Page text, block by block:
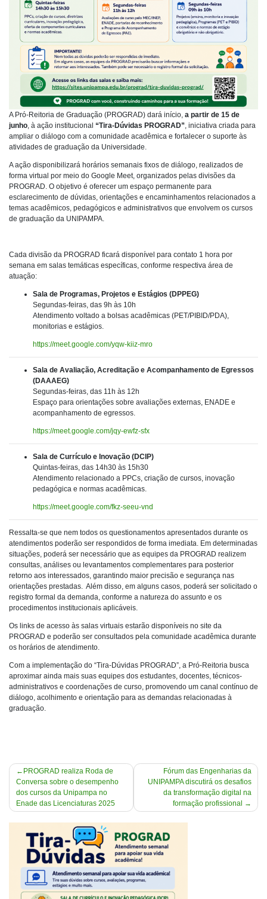
A Pró-Reitoria de Graduação (PROGRAD) dará início, a partir de 15 de
junho, à ação institucional “Tira-Dúvidas PROGRAD”, iniciativa criada para
ampliar o diálogo com a comunidade acadêmica e fortalecer o suporte às
atividades de graduação da Universidade.
A ação disponibilizará horários semanais fixos de diálogo, realizados de
forma virtual por meio do Google Meet, organizados pelas divisões da
PROGRAD. O objetivo é oferecer um espaço permanente para
esclarecimento de dúvidas, orientações e encaminhamentos relacionados a
temas acadêmicos, pedagógicos e administrativos que envolvem os cursos
de graduação da UNIPAMPA.
Cada divisão da PROGRAD ficará disponível para contato 1 hora por
semana em salas temáticas específicas, conforme respectiva área de
atuação:
Sala de Programas, Projetos e Estágios (DPPEG)
Segundas-feiras, das 9h às 10h
Atendimento voltado a bolsas acadêmicas (PET/PIBID/PDA),
monitorias e estágios.
https://meet.google.com/yqw-kiiz-mro
Sala de Avaliação, Acreditação e Acompanhamento de Egressos
(DAAAEG)
Segundas-feiras, das 11h às 12h
Espaço para orientações sobre avaliações externas, ENADE e
acompanhamento de egressos.
https://meet.google.com/jqy-ewfz-sfx
Sala de Currículo e Inovação (DCIP)
Quintas-feiras, das 14h30 às 15h30
Atendimento relacionado a PPCs, criação de cursos, inovação
pedagógica e normas acadêmicas.
https://meet.google.com/fkz-seeu-vnd
Ressalta-se que nem todos os questionamentos apresentados durante os
atendimentos poderão ser respondidos de forma imediata. Em determinadas
situações, poderá ser necessário que as equipes da PROGRAD realizem
consultas, análises ou levantamentos complementares para posterior
retorno aos interessados, garantindo maior precisão e segurança nas
orientações prestadas. Além disso, em alguns casos, poderá ser solicitado o
registro formal da demanda, conforme a natureza do assunto e os
procedimentos institucionais aplicáveis.
Os links de acesso às salas virtuais estarão disponíveis no site da
PROGRAD e poderão ser consultados pela comunidade acadêmica durante
os horários de atendimento.
Com a implementação do “Tira-Dúvidas PROGRAD”, a Pró-Reitoria busca
aproximar ainda mais suas equipes dos estudantes, docentes, técnicos-
administrativos e coordenações de curso, promovendo um canal contínuo de
diálogo, acolhimento e orientação para as demandas relacionadas à
graduação.
Navegação
de
Post
PROGRAD realiza Roda de
Conversa sobre o desempenho
dos cursos da Unipampa no
Enade das Licenciaturas 2025
Fórum das Engenharias da
UNIPAMPA discutirá os desafios
da transformação digital na
formação profissional